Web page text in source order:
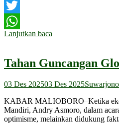
Facebook
Twitter
WhatsApp
Lanjutkan baca
Tahan Guncangan
03 Des 202503 Des 2025
KABAR MALIOBORO–​​Ketika
Mandiri, Andry Asmoro, dalam
optimisme, melainkan didukung